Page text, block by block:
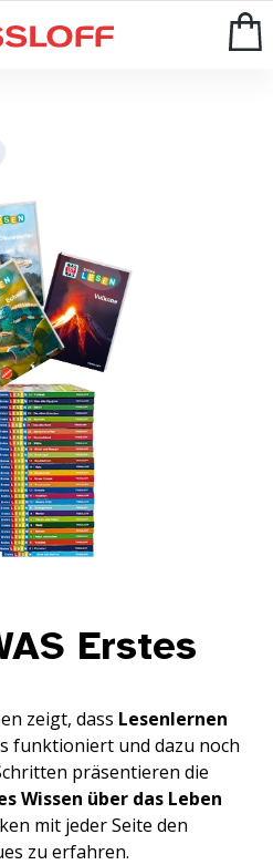
Erstes Lesen
Erstes
zeigt, dass Lesenlernen
funktioniert und dazu noch
präsentieren die
Wissen über das Leben
mit jeder Seite den
zu erfahren.